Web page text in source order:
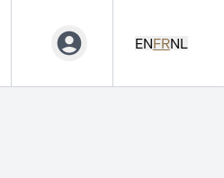
ENFRNL